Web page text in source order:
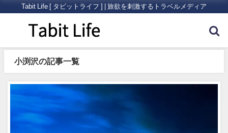
Tabit Life [ タビットライフ ] | 旅欲を刺激するトラベルメディア
小渕沢の記事一覧